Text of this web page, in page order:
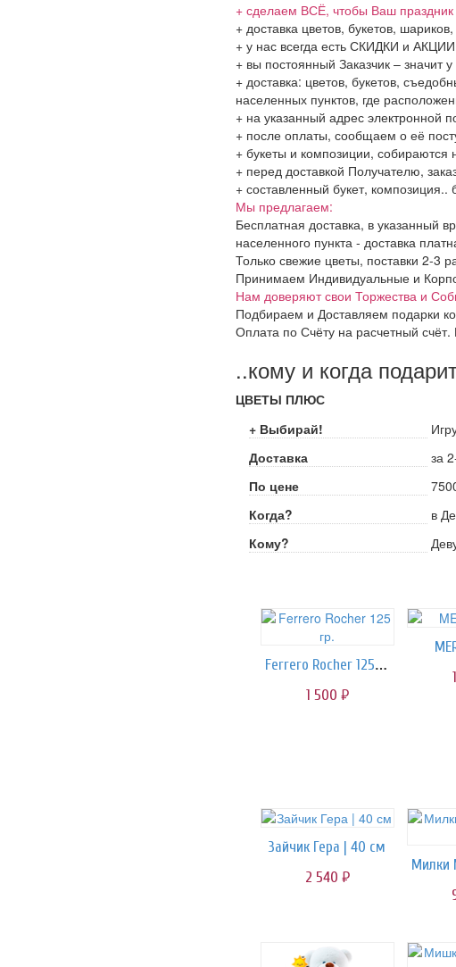
+ сделаем ВСЁ, чтобы Ваш праздник
+ доставка цветов, букетов,
+ у нас всегда есть СКИДКИ и
+ вы постоянный Заказчик –
+ доставка: цветов, букетов,
населенных пунктов, где
+ на указанный адрес электронной
+ после оплаты, сообщаем о её
+ букеты и композиции, собираются
+ перед доставкой Получателю,
+ составленный букет, композиция..
Мы предлагаем:
Бесплатная доставка, в указанный
населенного пункта - доставка
Только свежие цветы, поставки 2-3
Принимаем Индивидуальные и
Нам доверяют свои Торжества и
Подбираем и Доставляем подарки
Оплата по Счёту на расчетный
..кому и когда
ЦВЕТЫ ПЛЮС
+ Выбирай!
Доставка
за
По цене
Когда?
в
Кому?
Ferrero Rocher 125 гр.
1 500 руб.
Зайчик Гера | 40 см
2 540 руб.